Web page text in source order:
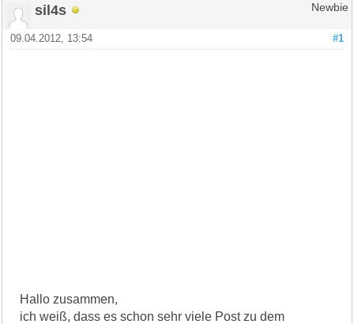
sil4s Newbie
#1
09.04.2012, 13:54
Hallo zusammen,
ich weiß, dass es schon sehr viele Post zu dem